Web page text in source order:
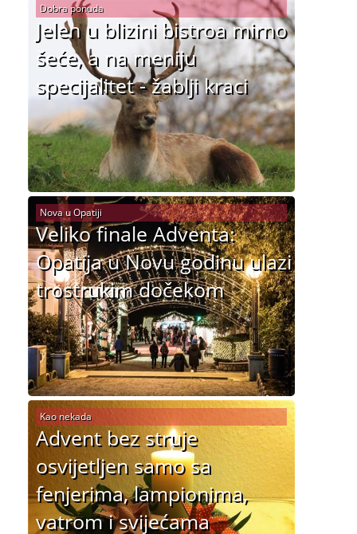
Jelen u blizini bistroa mirno
šeće, a na meniju
specijalitet - žablji kraci
Dobra ponuda
Veliko finale Adventa:
Opatija u Novu godinu ulazi
trostrukim dočekom
Nova u Opatiji
Advent bez struje
osvijetljen samo sa
fenjerima, lampionima,
vatrom i svijećama
Kao nekada